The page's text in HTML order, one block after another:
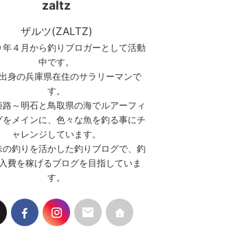
zaltz
ザルツ(ZALTZ)
年４月から釣りブロガーとして活動
中です。
身の兵庫県在住のサラリーマンで
す。
路～明石と鳥取県の海でルアーフィ
をメインに、色々な魚を釣る事にチ
ャレンジしています。
の釣りを活かした釣りブログで、釣
費を稼げるブログを目指していま
す。